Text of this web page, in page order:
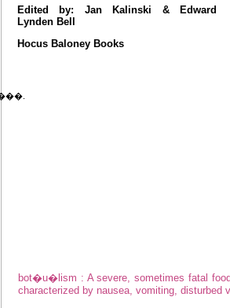
Edited by: Jan Kalinski & Edward
Lynden Bell
Hocus Baloney Books
bot�u�lism : A severe, sometimes fatal
characterized by nausea, vomiting, disturbed